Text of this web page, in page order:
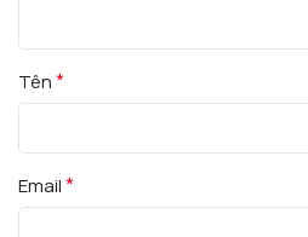
Tên*
Email*